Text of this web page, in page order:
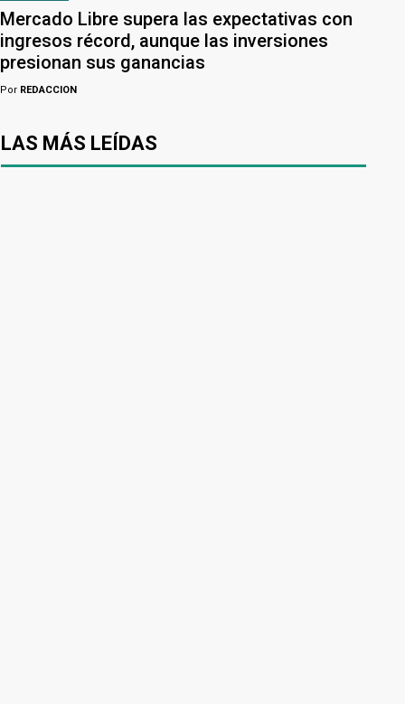
Mercado Libre supera las expectativas con
ingresos récord, aunque las inversiones
presionan sus ganancias
Por REDACCION
LAS MÁS LEÍDAS